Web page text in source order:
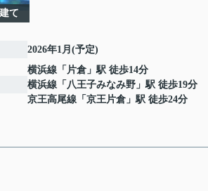
て
2026年1月(予定)
横浜線 「 片倉 」駅 徒歩14分
横浜線 「 八王子みなみ野 」駅 徒歩19分
京王高尾線 「 京王片倉 」駅 徒歩24分